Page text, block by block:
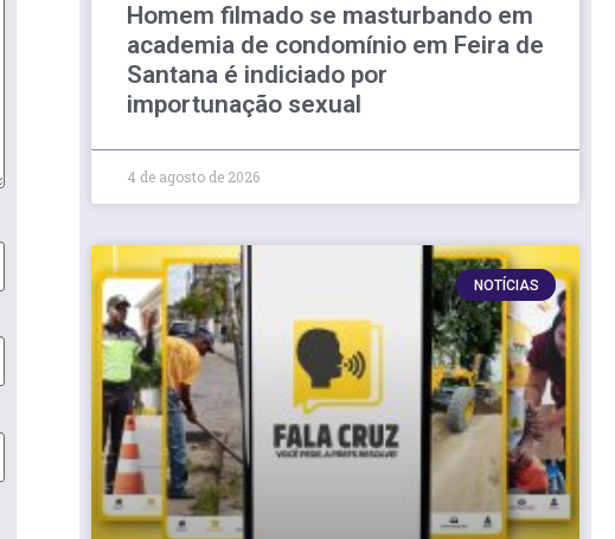
Homem filmado se masturbando em
academia de condomínio em Feira de
Santana é indiciado por
importunação sexual
4 de agosto de 2026
NOTÍCIAS